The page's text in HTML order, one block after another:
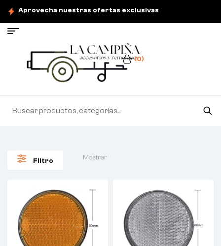
Aprovecha nuestras ofertas exclusivas
(0)
Filtro Mostrar